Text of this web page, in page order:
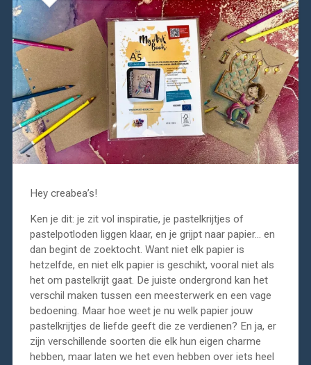
Hey creabea’s!
Ken je dit: je zit vol inspiratie, je pastelkrijtjes of
pastelpotloden liggen klaar, en je grijpt naar papier… en
dan begint de zoektocht. Want niet elk papier is
hetzelfde, en niet elk papier is geschikt, vooral niet als
het om pastelkrijt gaat. De juiste ondergrond kan het
verschil maken tussen een meesterwerk en een vage
bedoening. Maar hoe weet je nu welk papier jouw
pastelkrijtjes de liefde geeft die ze verdienen? En ja, er
zijn verschillende soorten die elk hun eigen charme
hebben, maar laten we het even hebben over iets heel